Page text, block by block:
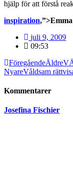
hjälp för att förstå
inspiration
juli 9, 2009
09:53
FöregåendeÄldre
NyareVåldsam
Kommentarer
Josefina Fischier